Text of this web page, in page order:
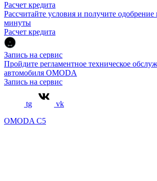
Расчет кредита
Рассчитайте условия и получите одобрение
минуты
Расчет кредита
Запись на сервис
Пройдите регламентное техническое
автомобиля OMODA
Запись на сервис
tg
vk
OMODA C5